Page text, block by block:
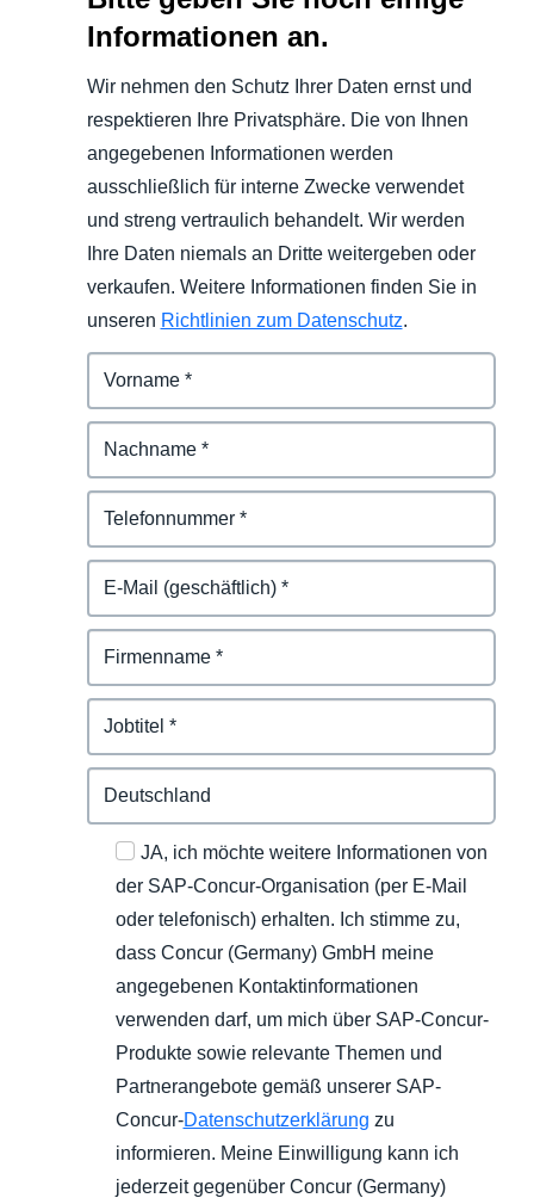
Informationen an.
Wir nehmen den Schutz Ihrer Daten ernst und
respektieren Ihre Privatsphäre. Die von Ihnen
angegebenen Informationen werden
ausschließlich für interne Zwecke verwendet
und streng vertraulich behandelt. Wir werden
Ihre Daten niemals an Dritte weitergeben oder
verkaufen. Weitere Informationen finden Sie in
unseren Richtlinien zum Datenschutz.
JA, ich möchte weitere Informationen von
der SAP-Concur-Organisation (per E-Mail
oder telefonisch) erhalten. Ich stimme zu,
dass Concur (Germany) GmbH meine
angegebenen Kontaktinformationen
verwenden darf, um mich über SAP-Concur-
Produkte sowie relevante Themen und
Partnerangebote gemäß unserer SAP-
Concur-Datenschutzerklärung zu
informieren. Meine Einwilligung kann ich
jederzeit gegenüber Concur (Germany)